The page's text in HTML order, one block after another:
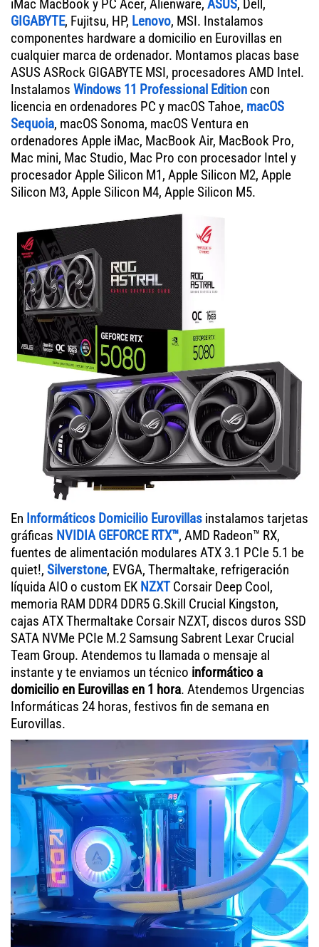
iMac MacBook y PC Acer, Alienware, ASUS, Dell,
GIGABYTE, Fujitsu, HP, Lenovo, MSI. Instalamos
componentes hardware a domicilio en Eurovillas en
cualquier marca de ordenador. Montamos placas base
ASUS ASRock GIGABYTE MSI, procesadores AMD Intel.
Instalamos Windows 11 Professional Edition con
licencia en ordenadores PC y macOS Tahoe, macOS
Sequoia, macOS Sonoma, macOS Ventura en
ordenadores Apple iMac, MacBook Air, MacBook Pro,
Mac mini, Mac Studio, Mac Pro con procesador Intel y
procesador Apple Silicon M1, Apple Silicon M2, Apple
Silicon M3, Apple Silicon M4, Apple Silicon M5.
En Informáticos Domicilio Eurovillas instalamos tarjetas
gráficas NVIDIA GEFORCE RTX™, AMD Radeon™ RX,
fuentes de alimentación modulares ATX 3.1 PCIe 5.1 be
quiet!, Silverstone, EVGA, Thermaltake, refrigeración
líquida AIO o custom EK NZXTCorsair Deep Cool,
memoria RAM DDR4 DDR5 G.Skill Crucial Kingston,
cajas ATX Thermaltake Corsair NZXT, discos duros SSD
SATA NVMe PCIe M.2 Samsung Sabrent Lexar Crucial
Team Group. Atendemos tu llamada o mensaje al
instante y te enviamos un técnico informático a
domicilio en Eurovillas en 1 hora. Atendemos Urgencias
Informáticas 24 horas, festivos fin de semana en
Eurovillas.